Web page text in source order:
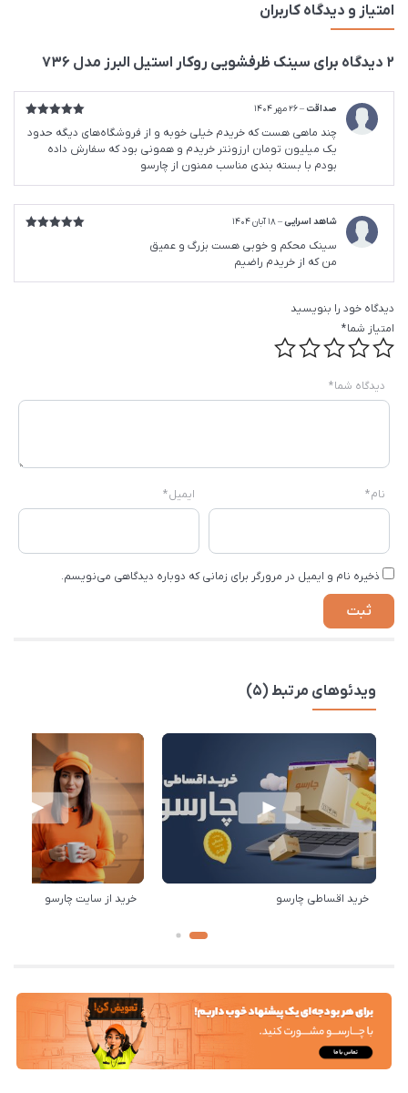
امتیاز و دیدگاه کاربران
2 دیدگاه برای سينک ظرفشویی روکار استیل البرز مدل 736
5
صداقت –26 مهر 1404
چند ماهی هست که خریدم خیلی خوبه و از فروشگاه‌های دیگه حدود
یک میلیون تومان ارزونتر خریدم و همونی بود که سفارش داده
بودم با بسته بندی مناسب ممنون از چارسو
شاهد اسرایی–18 آبان 1404
سینک محکم و خوبی هست بزرگ و عمیق
من که از خریدم راضیم
دیدگاه خود را بنویسید
امتیاز شما*
دیدگاه شما*
نام* ایمیل*
ذخیره نام و ایمیل در مرورگر برای زمانی که دوباره دیدگاهی می‌نویسم.
ویدئوهای مرتبط (5)
خرید اقساطی چارسو خرید از سایت چارسو